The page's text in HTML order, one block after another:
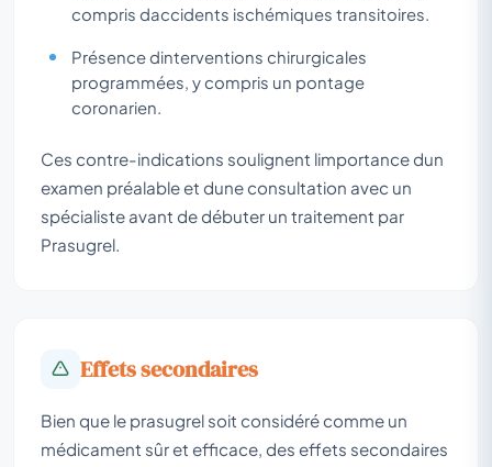
compris daccidents ischémiques transitoires.
Présence dinterventions chirurgicales
programmées, y compris un pontage
coronarien.
Ces contre-indications soulignent limportance dun
examen préalable et dune consultation avec un
spécialiste avant de débuter un traitement par
Prasugrel.
Effets secondaires
Bien que le prasugrel soit considéré comme un
médicament sûr et efficace, des effets secondaires